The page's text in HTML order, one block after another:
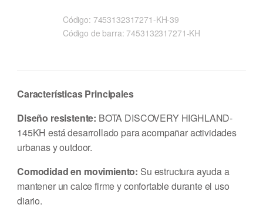
Código: 7453132317271-KH-39
Código de barra:7453132317271-KH
Características Principales
Diseño resistente: BOTA DISCOVERY HIGHLAND-
145KH está desarrollado para acompañar actividades
urbanas y outdoor.
Comodidad en movimiento: Su estructura ayuda a
mantener un calce firme y confortable durante el uso
diario.